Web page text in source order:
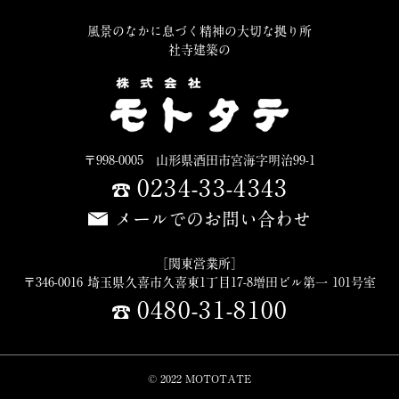
風景のなかに息づく精神の大切な拠り所
社寺建築の
〒998-0005 山形県酒田市宮海字明治99-1
0234-33-4343
メールでのお問い合わせ
［関東営業所］
〒346-0016 埼玉県久喜市久喜東1丁目17-8増田ビル第一 101号室
0480-31-8100
© 2022 MOTOTATE